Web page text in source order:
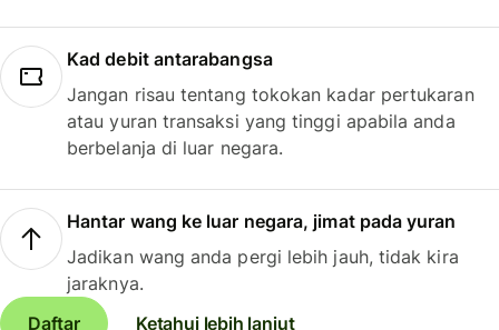
Kad debit antarabangsa
Jangan risau tentang tokokan kadar pertukaran
atau yuran transaksi yang tinggi apabila anda
berbelanja di luar negara.
Hantar wang ke luar negara, jimat pada yuran
Jadikan wang anda pergi lebih jauh, tidak kira
jaraknya.
Daftar
Ketahui lebih lanjut